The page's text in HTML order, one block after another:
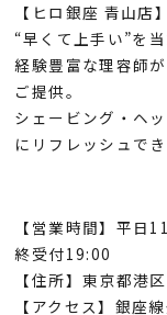
【ヒロ銀座 青山店】
“早くて上手い”を
経験豊富な理容師
ご提供。
シェービング・ヘ
にリフレッシュで
【営業時間】平日
終受付19:00
【住所】東京都港
【アクセス】銀座